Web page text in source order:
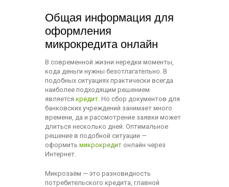
Общая информация для
оформления
микрокредита онлайн
В современной жизни нередки моменты,
кода деньги нужны безотлагательно. В
подобных ситуациях практически всегда
наиболее подходящим решением
является кредит. Но сбор документов для
банковских учреждений занимает много
времени, да и рассмотрение заявки может
длиться несколько дней. Оптимальное
решение в подобной ситуации —
оформить микрокредитонлайн через
Интернет.
Микрозаём — это разновидность
потребительского кредита, главной